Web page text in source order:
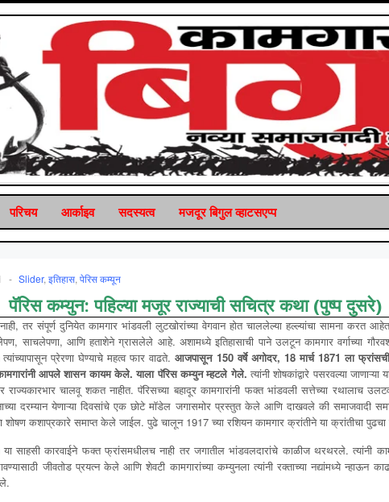
परिचय आर्काइव सदस्यत्व मजदूर बिगुल व्‍हाटसएप्‍प
- Slider, इतिहास, पेरिस कम्यून
पॅरिस कम्युन: पहिल्या मजूर राज्याची सचित्र कथा (पुष्प दुसरे)
तर संपूर्ण दुनियेत कामगार भांडवली लुटखोरांच्या वेगवान होत चाललेल्या हल्ल्यांचा सामना करत
साचलेपणा, आणि हताशेने ग्रासलेले आहे. अशामध्ये इतिहासाची पाने उलटून कामगार वर्गाच्या
प्रेरणा घेण्याचे महत्व फार वाढते.आजपासून 150 वर्षे अगोदर, 18 मार्च 1871 ला फ्रांसची
कामगारांनी आपले शासन कायम केले. याला पॅरिस कम्युन म्हटले गेले. त्यांनी शोषकांद्वारे पसरवल्या जाणाऱ्या
चालवू शकत नाहीत. पॅरिसच्या बहादूर कामगारांनी फक्त भांडवली सत्तेच्या रथालाच
दरम्यान येणाऱ्या दिवसांचे एक छोटे मॉडेल जगासमोर प्रस्तुत केले आणि दाखवले की समाजवादी
कशाप्रकारे समाप्त केले जाईल. पुढे चालून 1917 च्या रशियन कामगार क्रांतीने या क्रांतीचा पुढचा
या साहसी कारवाईने फक्त फ्रांसमधीलच नाही तर जगातील भांडवलदारांचे काळीज थरथरले. त्यांनी
जीवतोड प्रयत्न केले आणि शेवटी कामगारांच्या कम्युनला त्यांनी रक्ताच्या नद्यांमध्ये न्हाऊन